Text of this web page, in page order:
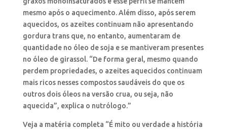
mesmo após o aquecimento. Além disso, após serem
aquecidos, os azeites continuam não apresentando
gordura trans que, no entanto, aumentaram de
quantidade no óleo de soja e se mantiveram presentes
no óleo de girassol. “De forma geral, mesmo quando
perdem propriedades, o azeites aquecidos continuam
mais ricos nesses compostos saudáveis do que os
outros dois óleos na versão crua, ou seja, não
aquecida”, explica o nutrólogo.”
Veja a matéria completa “É mito ou verdade a história